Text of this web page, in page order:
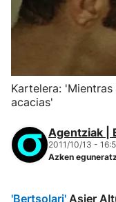
Kartelera:
acacias'
Agentziak |
2011/10/13 -
Azken
'Bertsolari' Asier